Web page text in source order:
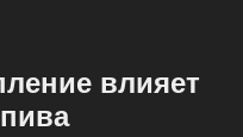
влияет